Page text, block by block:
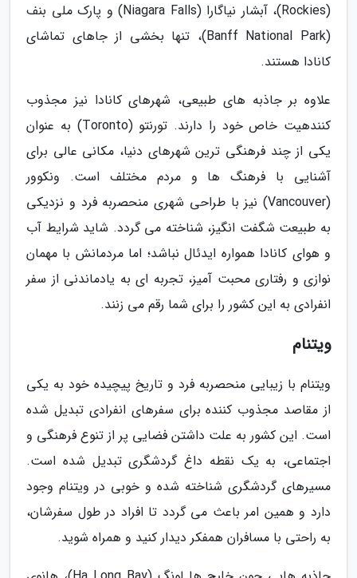
(Rockies)، آبشار نیاگارا (Niagara Falls) و پارک ملی بنف
(Banff National Park)، تنها بخشی از جاهای تماشای
کانادا هستند.
علاوه بر جاذبه های طبیعی، شهرهای کانادا نیز مجذوب
کنندهیت خاص خود را دارند. تورنتو (Toronto) به عنوان
یکی از چند فرهنگی ترین شهرهای دنیا، مکانی عالی برای
آشنایی با فرهنگ ها و مردم مختلف است. ونکوور
(Vancouver) نیز با طراحی شهری منحصربه فرد و نزدیکی
به طبیعت شگفت انگیز، شناخته می گردد. شاید شرایط آب
و هوای کانادا همواره ایدئال نباشد؛ اما مردمانش با مهمان
نوازی و رفتاری محبت آمیز، تجربه ای به یادماندنی از سفر
انفرادی به این کشور را برای شما رقم می زنند.
ویتنام
ویتنام با زیبایی منحصربه فرد و تاریخ پیچیده خود به یکی
از مقاصد مجذوب کننده برای سفرهای انفرادی تبدیل شده
است. این کشور به علت داشتن فضایی پر از تنوع فرهنگی و
اجتماعی، به یک نقطه داغ گردشگری تبدیل شده است.
مسیرهای گردشگری شناخته شده و خوبی در ویتنام وجود
دارد و همین امر باعث می گردد تا افراد در طول سفرشان،
به راحتی با مسافران همفکر دیدار کنید و همراه شوید.